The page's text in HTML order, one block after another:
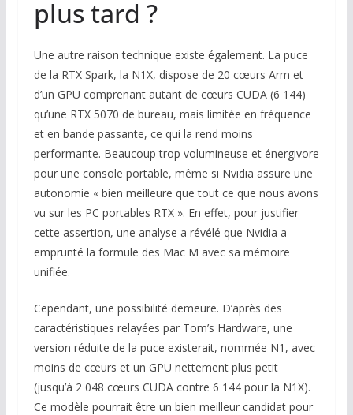
plus tard ?
Une autre raison technique existe également. La puce
de la RTX Spark, la N1X, dispose de 20 cœurs Arm et
d’un GPU comprenant autant de cœurs CUDA (6 144)
qu’une RTX 5070 de bureau, mais limitée en fréquence
et en bande passante, ce qui la rend moins
performante. Beaucoup trop volumineuse et énergivore
pour une console portable, même si Nvidia assure une
autonomie « bien meilleure que tout ce que nous avons
vu sur les PC portables RTX ». En effet, pour justifier
cette assertion, une analyse a révélé que Nvidia a
emprunté la formule des Mac M avec sa mémoire
unifiée.
Cependant, une possibilité demeure. D’après des
caractéristiques relayées par Tom’s Hardware, une
version réduite de la puce existerait, nommée N1, avec
moins de cœurs et un GPU nettement plus petit
(jusqu’à 2 048 cœurs CUDA contre 6 144 pour la N1X).
Ce modèle pourrait être un bien meilleur candidat pour